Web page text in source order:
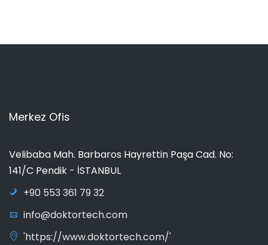
Merkez Ofis
Velibaba Mah. Barbaros Hayrettin Paşa Cad. No:
141/C Pendik - İSTANBUL
+90 553 361 79 32
info@doktortech.com
'https://www.doktortech.com/'